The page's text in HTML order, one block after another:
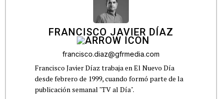
FRANCISCO JAVIER DÍAZ
francisco.diaz@gfrmedia.com
Francisco Javier Díaz trabaja en El Nuevo Día
desde febrero de 1999, cuando formó parte de la
publicación semanal "TV al Día".